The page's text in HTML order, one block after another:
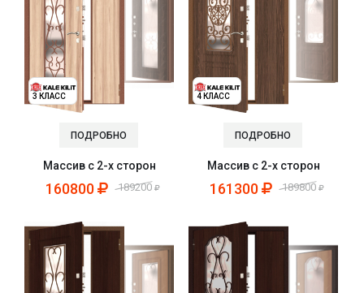
3 КЛАСС
ПОДРОБНО
Массив с 2-х сторон
160800 189200
4 КЛАСС
ПОДРОБНО
Массив с 2-х сторон
161300 189800